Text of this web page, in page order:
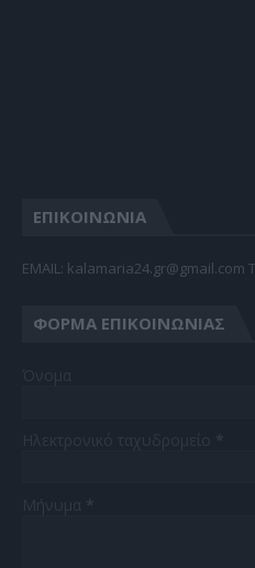
ΕΠΙΚΟΙΝΩΝΙΑ
EMAIL: kalamaria24.gr@gmail.com
ΦΌΡΜΑ ΕΠΙΚΟΙΝΩΝΊΑΣ